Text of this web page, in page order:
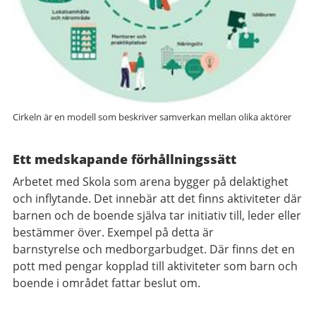
Cirkeln är en modell som beskriver samverkan mellan olika aktörer
Ett medskapande förhållningssätt
Arbetet med Skola som arena bygger på delaktighet
och inflytande. Det innebär att det finns aktiviteter där
barnen och de boende själva tar initiativ till, leder eller
bestämmer över. Exempel på detta är
barnstyrelse och medborgarbudget. Där finns det en
pott med pengar kopplad till aktiviteter som barn och
boende i området fattar beslut om.